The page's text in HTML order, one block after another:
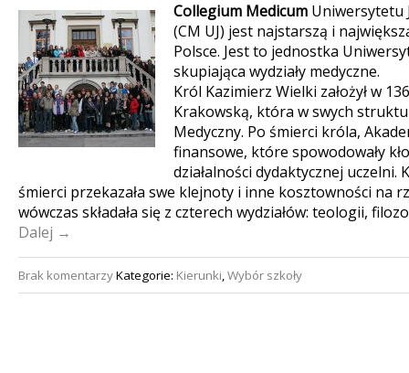
Collegium Medicum Uniwersytetu
(CM UJ) jest najstarszą i
Polsce. Jest to jednostka
skupiająca wydziały medyczne.
Król Kazimierz Wielki założył w
Krakowską, która w swych
Medyczny. Po śmierci króla,
finansowe, które spowodowały
działalności dydaktycznej uczelni.
śmierci przekazała swe klejnoty i inne kosztowności na
wówczas składała się z czterech wydziałów: teologii,
Dalej →
Brak komentarzyKategorie: Kierunki,Wybór szkoły